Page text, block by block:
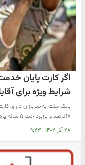
اگر کارت پایان
شرایط ویژه برای
۱۸درصد و بازپرداخت ۵ ساله پرداخت می‌کند.
۲۸ آذر ۱۴۰۲ | ۹:۲۳